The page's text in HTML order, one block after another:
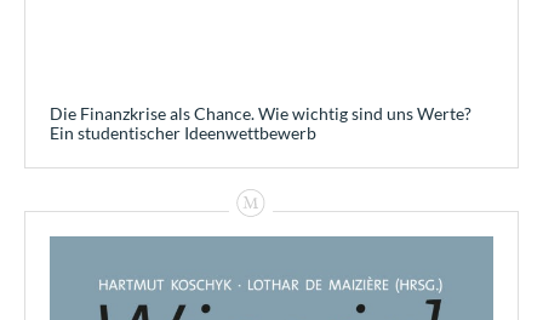
Die Finanzkrise als Chance. Wie wichtig sind uns Werte?
Ein studentischer Ideenwettbewerb